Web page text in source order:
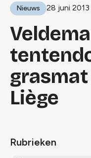
Nieuws 28 juni 2013
Liège
Rubrieken